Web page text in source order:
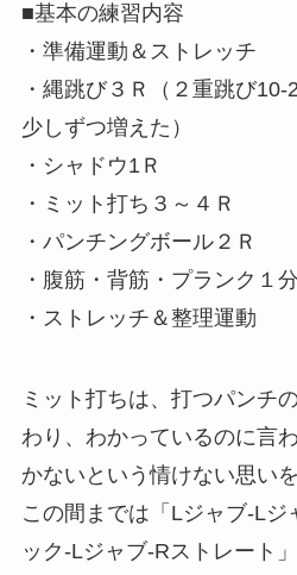
■基本の練習内容
・準備運動＆ストレッチ
・縄跳び３Ｒ（２重跳び10-
少しずつ増えた）
・シャドウ1Ｒ
・ミット打ち３～４Ｒ
・パンチングボール２Ｒ
・腹筋・背筋・プランク１分
・ストレッチ＆整理運動
ミット打ちは、打つパンチ
わり、わかっているのに言
かないという情けない思い
この間までは「Lジャブ-Lジ
ック-Lジャブ-Rストレート